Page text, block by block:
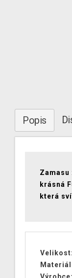
Popis
krásná
která
Velikost: